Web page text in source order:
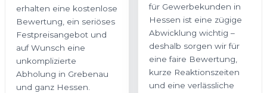
erhalten eine kostenlose
Bewertung, ein seriöses
Festpreisangebot und
auf Wunsch eine
unkomplizierte
Abholung in Grebenau
und ganz Hessen.
für Gewerbekunden in
Hessen ist eine zügige
Abwicklung wichtig –
deshalb sorgen wir für
eine faire Bewertung,
kurze Reaktionszeiten
und eine verlässliche